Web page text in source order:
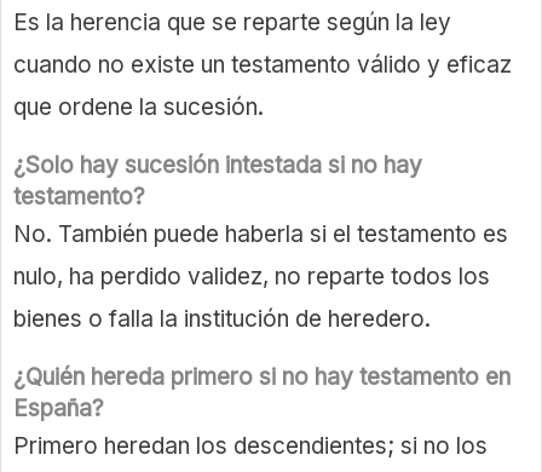
Es la herencia que se reparte según la ley
cuando no existe un testamento válido y eficaz
que ordene la sucesión.
¿Solo hay sucesión intestada si no hay
testamento?
No. También puede haberla si el testamento es
nulo, ha perdido validez, no reparte todos los
bienes o falla la institución de heredero.
¿Quién hereda primero si no hay testamento en
España?
Primero heredan los descendientes; si no los